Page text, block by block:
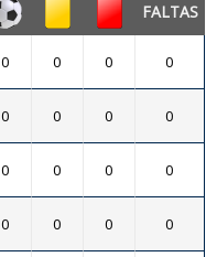
FALTAS
0 0 0 0
0 0 0 0
0 0 0 0
0 0 0 0